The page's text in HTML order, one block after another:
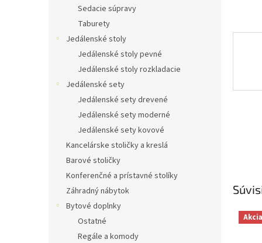
Sedacie súpravy
Taburety
Jedálenské stoly
Jedálenské stoly pevné
Jedálenské stoly rozkladacie
Jedálenské sety
Jedálenské sety drevené
Jedálenské sety moderné
Jedálenské sety kovové
Kancelárske stoličky a kreslá
Barové stoličky
Konferenčné a prístavné stolíky
Záhradný nábytok
Bytové doplnky
Ostatné
Regále a komody
Akcia